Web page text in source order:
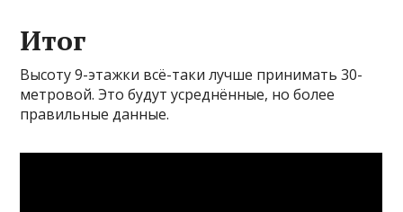
Итог
Высоту 9-этажки всё-таки лучше принимать 30-
метровой. Это будут усреднённые, но более
правильные данные.